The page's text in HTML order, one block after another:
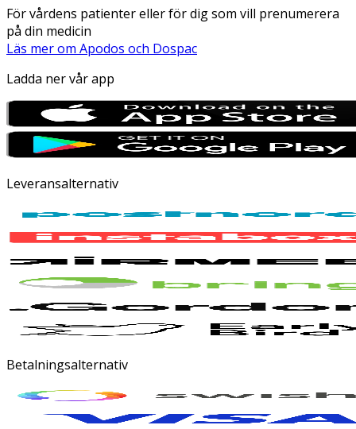
För vårdens patienter eller för dig som vill prenumerera
på din medicin
Läs mer om Apodos och Dospac
Ladda ner vår app
Leveransalternativ
Betalningsalternativ